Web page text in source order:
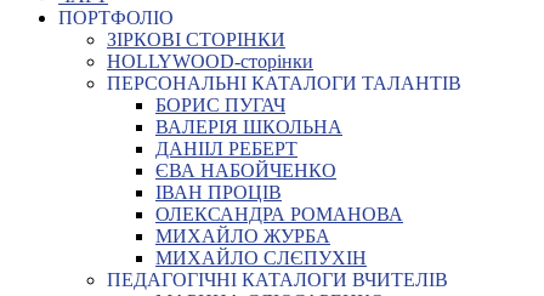
ПОРТФОЛІО
ЗІРКОВІ СТОРІНКИ
HOLLYWOOD-сторінки
ПЕРСОНАЛЬНІ КАТАЛОГИ ТАЛАНТІВ
БОРИС ПУГАЧ
ВАЛЕРІЯ ШКОЛЬНА
ДАНІІЛ РЕБЕРТ
ЄВА НАБОЙЧЕНКО
ІВАН ПРОЦІВ
ОЛЕКСАНДРА РОМАНОВА
МИХАЙЛО ЖУРБА
МИХАЙЛО СЛЄПУХІН
ПЕДАГОГІЧНІ КАТАЛОГИ ВЧИТЕЛІВ